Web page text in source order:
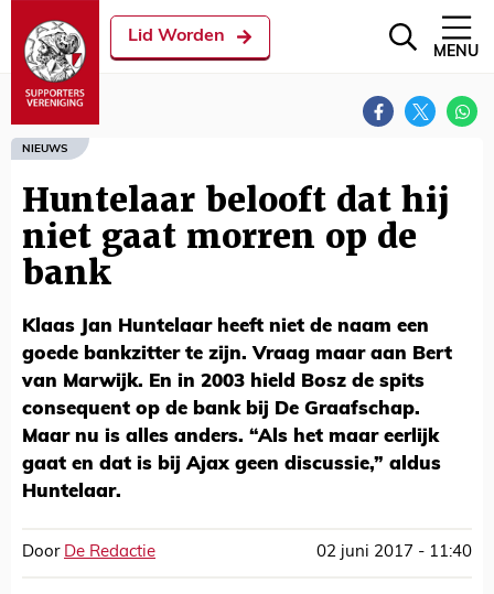
Lid Worden
MENU
NIEUWS
Huntelaar belooft dat hij
niet gaat morren op de
bank
Klaas Jan Huntelaar heeft niet de naam een
goede bankzitter te zijn. Vraag maar aan Bert
van Marwijk. En in 2003 hield Bosz de spits
consequent op de bank bij De Graafschap.
Maar nu is alles anders. “Als het maar eerlijk
gaat en dat is bij Ajax geen discussie,” aldus
Huntelaar.
Door De Redactie 02 juni 2017 - 11:40